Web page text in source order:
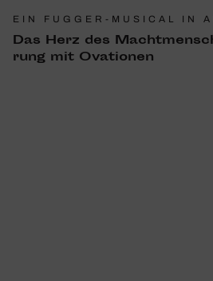
EIN FUGGER-MUSICAL IN
Das Herz des
rung mit Ovationen